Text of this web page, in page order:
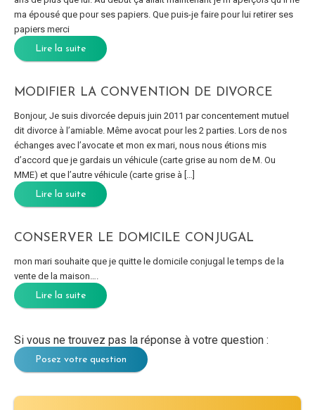
ma épousé que pour ses papiers. Que puis-je faire pour lui retirer ses
papiers merci
Lire la suite
MODIFIER LA CONVENTION DE DIVORCE
Bonjour, Je suis divorcée depuis juin 2011 par concentement mutuel
dit divorce à l’amiable. Même avocat pour les 2 parties. Lors de nos
échanges avec l’avocate et mon ex mari, nous nous étions mis
d’accord que je gardais un véhicule (carte grise au nom de M. Ou
MME) et que l’autre véhicule (carte grise à […]
Lire la suite
CONSERVER LE DOMICILE CONJUGAL
mon mari souhaite que je quitte le domicile conjugal le temps de la
vente de la maison….
Lire la suite
Si vous ne trouvez pas la réponse à votre question :
Posez votre question